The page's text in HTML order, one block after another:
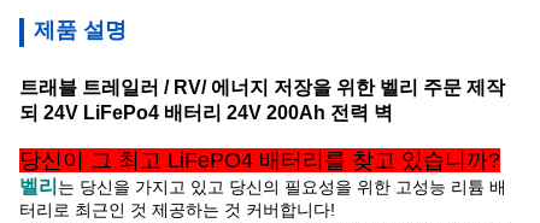
제품 설명
트래블 트레일러 / RV/ 에너지 저장을 위한 벨리 주문 제작
되 24V LiFePo4 배터리 24V 200Ah 전력 벽
당신이 그 최고 LiFePO4 배터리를 찾고 있습니까?
벨리 는 당신을 가지고 있고 당신의 필요성을 위한 고성능 리튬 배
터리로 최근인 것 제공하는 것 커버합니다!